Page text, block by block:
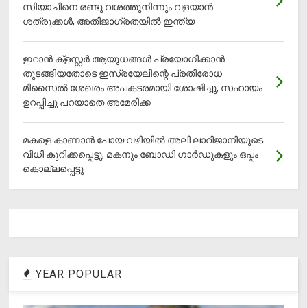
സിയാചിനെ രണ്ടു വശത്തുനിന്നും വളയാൻ
ശത്രുക്കൾ, അതിജാ​ഗ്രതയിൽ ഇന്ത്യ
ഇറാന്‍ ക്‌ളസ്റ്റര്‍ ആയുധങ്ങള്‍ പ്രയോഗിക്കാന്‍
തുടങ്ങിയതോടെ ഇസ്രയേലിന്റെ പ്രതിരോധ
മിസൈല്‍ ശേഖരം അപകടരമായി ശോഷിച്ചു, സഹായം
ഉറപ്പിച്ചു പറയാതെ അമേരിക്ക
മകളെ കാണാന്‍ പോയ വഴിയില്‍ അലി ലാറിജാനിയുടെ
വിധി കുറിക്കപ്പെട്ടു, മകനും ബോഡി ഗാര്‍ഡുകളും ഒപ്പം
കൊല്ലപ്പെട്ടു
YEAR POPULAR